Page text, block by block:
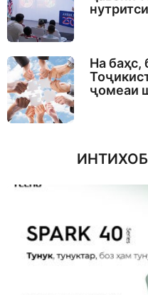
На баҳс,
ҷомеаи